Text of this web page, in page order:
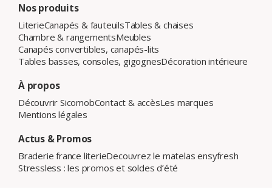
Nos produits
LiterieCanapés & fauteuilsTables & chaises
Chambre & rangementsMeubles
Canapés convertibles, canapés-lits
Tables basses, consoles, gigognesDécoration intérieure
À propos
Découvrir SicomobContact & accèsLes marques
Mentions légales
Actus & Promos
Braderie france literieDecouvrez le matelas ensyfresh
Stressless : les promos et soldes d’été